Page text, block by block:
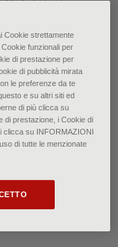
sintesi
2021
del
messo in
Cookie strettamente
funzionali per
di prestazione per
di pubblicità mirata
le preferenze da te
e su altri siti ed
di più clicca su
di prestazione, i Cookie di
clicca su INFORMAZIONI
di tutte le menzionate